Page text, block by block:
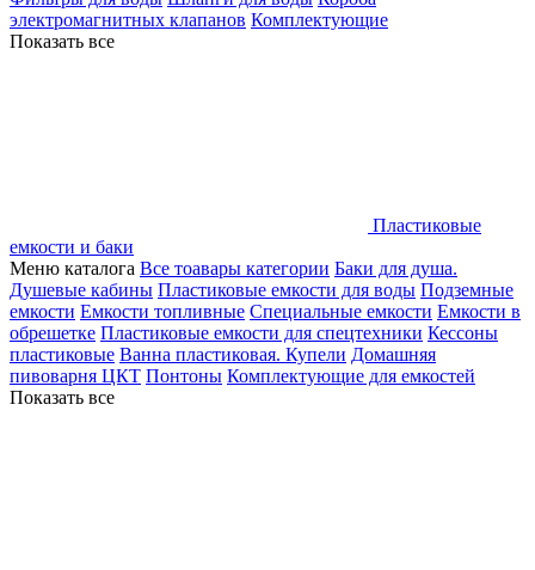
электромагнитных клапанов Комплектующие
Показать все
Пластиковые
емкости и баки
Меню каталога Все тоавары категории Баки для душа.
Душевые кабины Пластиковые емкости для воды Подземные
емкости Емкости топливные Специальные емкости Емкости в
обрешетке Пластиковые емкости для спецтехники Кессоны
пластиковые Ванна пластиковая. Купели Домашняя
пивоварня ЦКТ Понтоны Комплектующие для емкостей
Показать все